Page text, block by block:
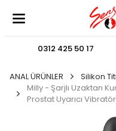
0312 425 50 17
ANAL ÜRÜNLER
Silikon
Milly - Şarjlı Uzaktan
Prostat Uyarıcı